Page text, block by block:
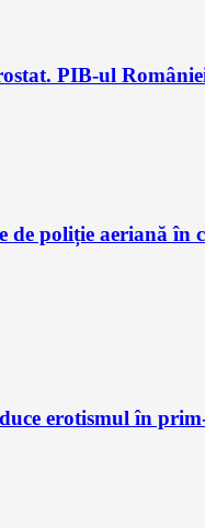
PIB-ul
poliție aeriană
erotismul în